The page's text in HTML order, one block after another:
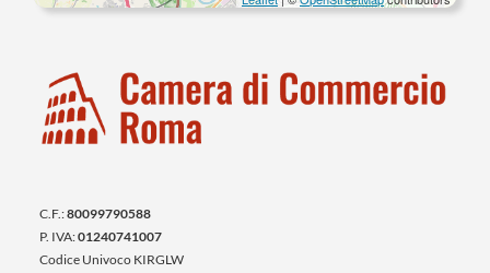
C.F.:80099790588
P. IVA:01240741007
Codice Univoco KIRGLW